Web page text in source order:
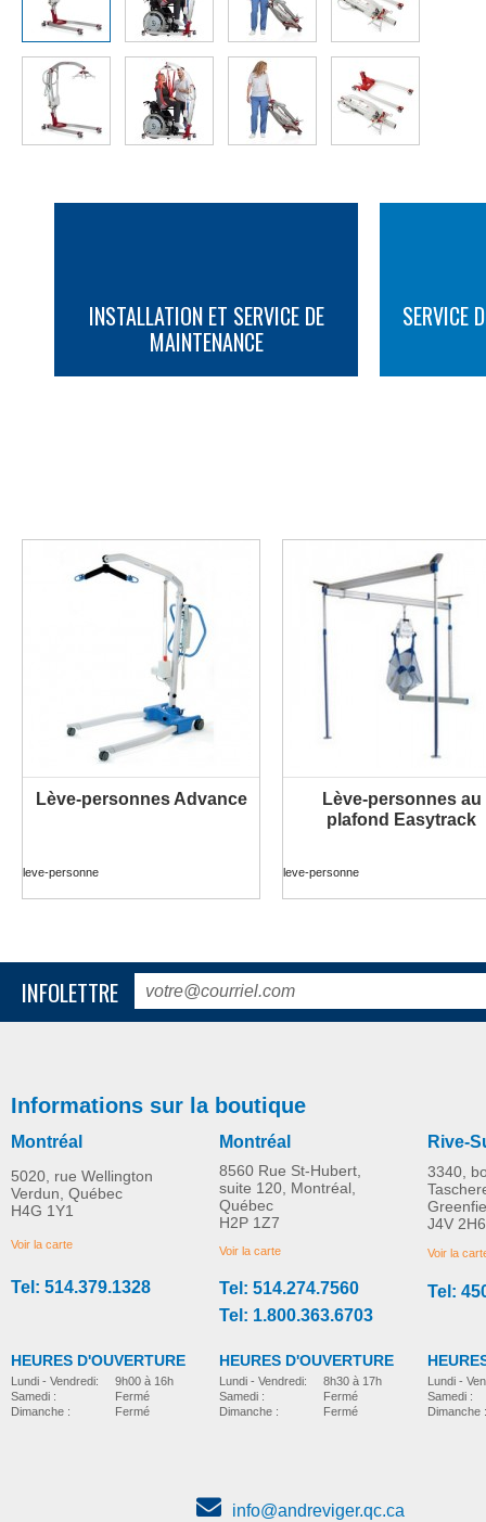
INSTALLATION ET SERVICE DE
MAINTENANCE
SERVICE
Lève-personnes Advance
PLUS D'INFORMATION
leve-personne
Lève-personnes au
plafond Easytrack
PLUS D'INFORMATION
leve-personne
PLUS D'INFORMATION
leve-personne
Molift Mover 205
PLUS D'INFORMATION
leve-personne
PLUS D'INFORMATION
INFOLETTRE
Informations sur la boutique
Montréal
5020, rue Wellington
Verdun, Québec
H4G 1Y1
Voir la carte
Tel: 514.379.1328
HEURES D'OUVERTURE
Lundi - Vendredi:
Samedi :
Dimanche :
9h00 à 16h
Fermé
Fermé
Montréal
8560 Rue St-Hubert,
suite 120, Montréal,
Québec
H2P 1Z7
Voir la carte
Tel: 514.274.7560
Tel: 1.800.363.6703
HEURES D'OUVERTURE
Lundi - Vendredi:
Samedi :
Dimanche :
8h30 à 17h
Fermé
Fermé
Rive-
3340,
J4V 2H6
Voir la
Tel:
Lundi -
Samedi :
Dimanche :
info@andreviger.qc.ca